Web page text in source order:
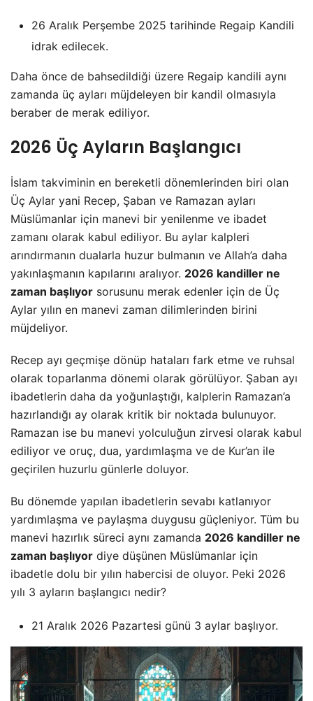
26 Aralık Perşembe 2025 tarihinde Regaip Kandili
idrak edilecek.
Daha önce de bahsedildiği üzere Regaip kandili aynı
zamanda üç ayları müjdeleyen bir kandil olmasıyla
beraber de merak ediliyor.
2026 Üç Ayların Başlangıcı
İslam takviminin en bereketli dönemlerinden biri olan
Üç Aylar yani Recep, Şaban ve Ramazan ayları
Müslümanlar için manevi bir yenilenme ve ibadet
zamanı olarak kabul ediliyor. Bu aylar kalpleri
arındırmanın dualarla huzur bulmanın ve Allah’a daha
yakınlaşmanın kapılarını aralıyor. 2026 kandiller ne
zaman başlıyor sorusunu merak edenler için de Üç
Aylar yılın en manevi zaman dilimlerinden birini
müjdeliyor.
Recep ayı geçmişe dönüp hataları fark etme ve ruhsal
olarak toparlanma dönemi olarak görülüyor. Şaban ayı
ibadetlerin daha da yoğunlaştığı, kalplerin Ramazan’a
hazırlandığı ay olarak kritik bir noktada bulunuyor.
Ramazan ise bu manevi yolculuğun zirvesi olarak kabul
ediliyor ve oruç, dua, yardımlaşma ve de Kur’an ile
geçirilen huzurlu günlerle doluyor.
Bu dönemde yapılan ibadetlerin sevabı katlanıyor
yardımlaşma ve paylaşma duygusu güçleniyor. Tüm bu
manevi hazırlık süreci aynı zamanda 2026 kandiller ne
zaman başlıyor diye düşünen Müslümanlar için
ibadetle dolu bir yılın habercisi de oluyor. Peki 2026
yılı 3 ayların başlangıcı nedir?
21 Aralık 2026 Pazartesi günü 3 aylar başlıyor.